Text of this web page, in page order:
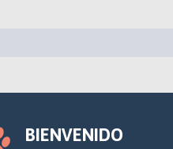
BIENVENIDO